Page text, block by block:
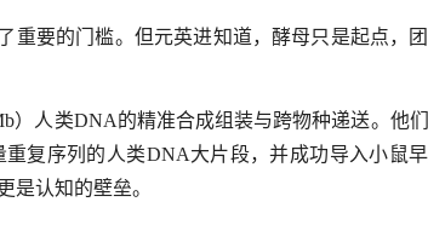
重要的门槛。但元英进知道，酵母只是起点，
）人类DNA的精准合成组装与跨物种递送。他
复序列的人类DNA大片段，并成功导入小鼠
是认知的壁垒。